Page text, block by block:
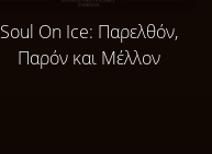
Soul On Ice: Παρελθόν,
Παρόν και Μέλλον